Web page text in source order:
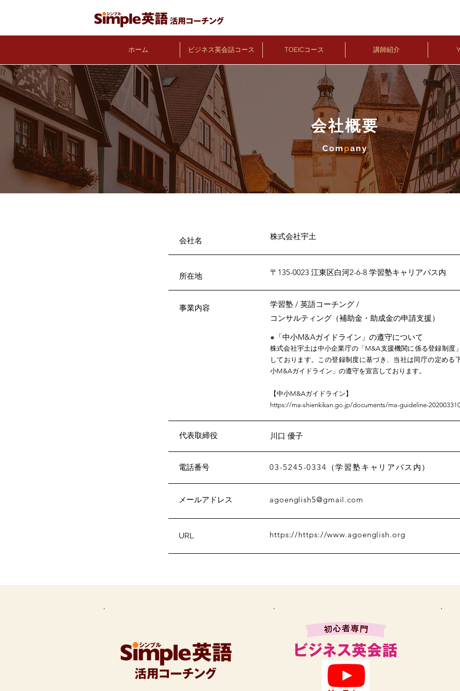
ホーム ビジネス英会話コース TOEICコース 講師紹介
会社概要
Company
​会社名 株式会社宇土
所在地 〒135-0023 江東区白河2-6-8 学習塾キャリアパス内
事業内容
学習塾 / 英語コーチング /
コンサルティング（補助金・助成金の申請支援）
​● 「中小M&Aガイドライン」の遵守について
株式会社宇土は中小企業庁の「M&A支援機関に係る登録制度
しております。この登録制度に基づき、当社は同庁の定める
小M&Aガイドライン」の遵守を宣言しております。
【中小M&Aガイドライン】
https://ma-shienkikan.go.jp/documents/ma-guideline-
代表取締役 川口 優子
電話番号 03-5245-0334（学習塾キャリアパス内）
メールアドレス agoenglish5@gmail.com
URL https://https://www.agoenglish.org